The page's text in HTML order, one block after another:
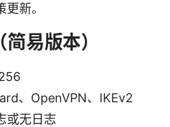
新。
易版本）
、OpenVPN、IKEv2
或无日志